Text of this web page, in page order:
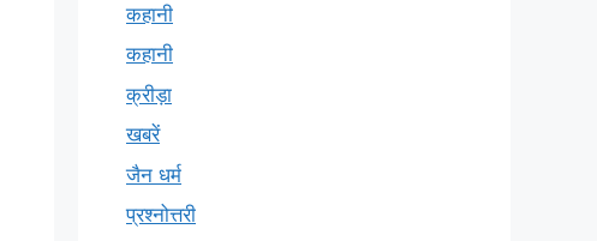
कहानी
कहानी
क्रीड़ा
खबरें
जैन धर्म
प्रश्नोत्तरी